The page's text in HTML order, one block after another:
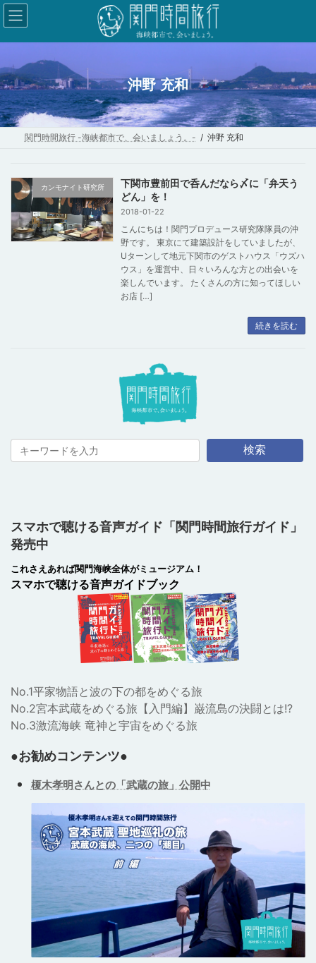
コ
ン
テ
ン
ツ
へ
ス
ナ
ビ
ゲ
ー
シ
ョ
ン
沖野 充和
関門時間旅行 -海峡都市で、会いましょう。- 沖野 充和
カンモナイト研究所
下関市豊前田で呑んだなら〆に「弁天う
どん」を！
2018-01-22
こんにちは！関門プロデュース研究隊隊員の沖
野です。 東京にて建築設計をしていましたが、
Uターンして地元下関市のゲストハウス「ウズハ
ウス」を運営中、日々いろんな方との出会いを
楽しんでいます。 たくさんの方に知ってほしい
お店 […]
続きを読む
検索
スマホで聴ける音声ガイド「関門時間旅行ガイド」
発売中
これさえあれば関門海峡全体がミュージアム！
スマホで聴ける音声ガイドブック
No.1平家物語と波の下の都をめぐる旅
No.2宮本武蔵をめぐる旅【入門編】巌流島の決闘とは!?
No.3激流海峡 竜神と宇宙をめぐる旅
●お勧めコンテンツ●
榎木孝明さんとの「武蔵の旅」公開中